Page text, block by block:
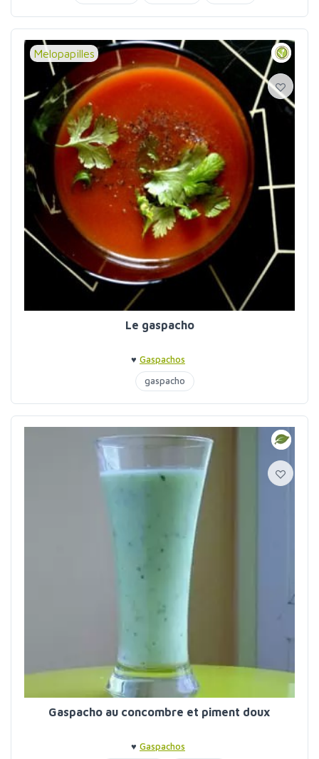
Melopapilles
Le gaspacho
♥ Gaspachos
gaspacho
Gaspacho au concombre et piment doux
♥ Gaspachos